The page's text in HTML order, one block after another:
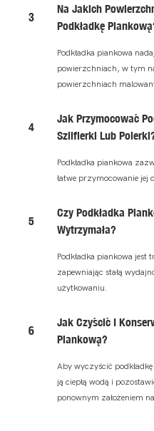
3
Na Jakich
Podkładkę
Podkładka piankowa
powierzchniach, w tym
powierzchniach
4
Jak Przymocować
Szlifierki Lub
Podkładka piankowa
łatwe przymocowanie jej
5
Czy Podkładka
Wytrzymała?
Podkładka piankowa jest
zapewniając stałą
użytkowaniu.
6
Jak Czyścić I
Piankową?
Aby wyczyścić
ją ciepłą wodą i
ponownym założeniem